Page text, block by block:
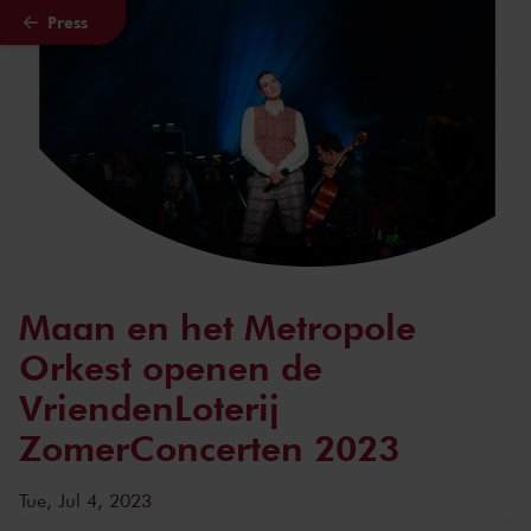
Skip to main content
Press
Maan en het Metropole
Orkest openen de
VriendenLoterij
ZomerConcerten 2023
Tue, Jul 4, 2023